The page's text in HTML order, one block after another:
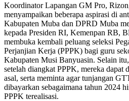
Koordinator Lapangan GM Pro,
menyampaikan beberapa aspirasi di
Kabupaten Muba dan DPRD Muba
kepada Presiden RI, Kemenpan RB,
membuka kembali peluang seleksi
Perjanjian Kerja (PPPK) bagi guru
Kabupaten Musi Banyuasin. Selain
setelah diangkat PPPK, mereka dapat
asal, serta meminta agar tunjangan
dibayarkan sebagaimana tahun 2024
PPPK terealisasi.